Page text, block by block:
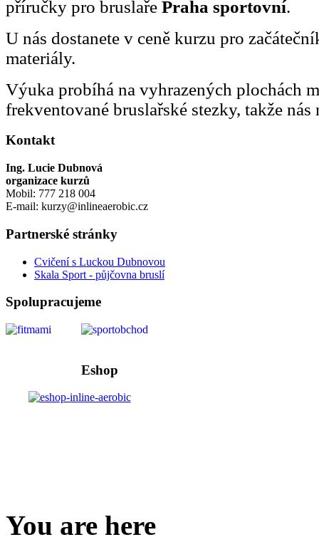
příručky pro bruslaře Praha sportovní.
U nás dostanete v ceně kurzu pro
materiály.
Výuka probíhá na vyhrazených plochách
frekventované bruslařské stezky, takže
Kontakt
Ing. Lucie Dubnová
organizace kurzů
Mobil: 777 218 004
E-mail: kurzy@inlineaerobic.cz
Partnerské stránky
Cvičení s Luckou Dubnovou
Skala Sport - půjčovna bruslí
Spolupracujeme
Eshop
You are here